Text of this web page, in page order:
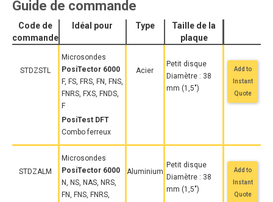
Guide de commande
Code de
commande
Idéal pour Type
Taille de la
plaque
STDZSTL
Microsondes
PosiTector 6000
F, FS, FRS, FN, FNS,
FNRS, FXS, FNDS,
F
PosiTest DFT
Combo ferreux
Acier
Petit disque
Diamètre : 38
mm (1,5")
STDZALM
Microsondes
PosiTector 6000
N, NS, NAS, NRS,
FN, FNS, FNRS,
Aluminium
Petit disque
Diamètre : 38
mm (1,5")
Add to
Instant
Quote
Add to
Instant
Quote